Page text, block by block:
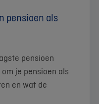
pensioen als
pensioen
je pensioen als
en wat de